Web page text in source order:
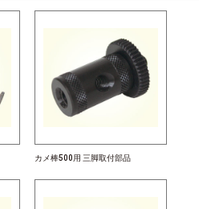
カメ棒500用 三脚取付部品